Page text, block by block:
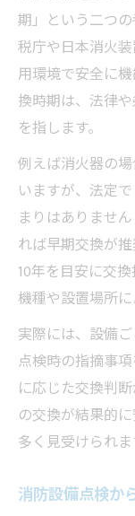
期」という二つ
税庁や日本消火
用環境で安全に
換時期は、法律
を指します。
例えば消火器の
いますが、法定
まりはありませ
れば早期交換が
10年を目安に交
機種や設置場所に
実際には、設備
点検時の指摘事
に応じた交換判
の交換が結果的
多く見受けられま
消防設備点検か